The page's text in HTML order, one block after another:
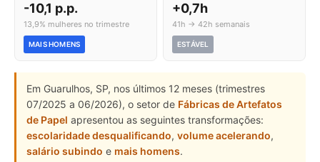
-10,1 p.p.
13,9% mulheres no trimestre
MAIS HOMENS
+0,7h
41h → 42h semanais
ESTÁVEL
Em Guarulhos, SP, nos últimos 12 meses (trimestres
07/2025 a 06/2026), o setor de Fábricas de Artefatos
de Papel apresentou as seguintes transformações:
escolaridade desqualificando, volume acelerando,
salário subindo e mais homens.